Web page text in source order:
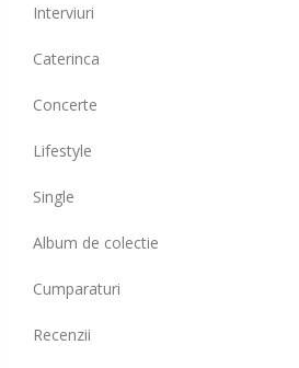
Interviuri
Caterinca
Concerte
Lifestyle
Single
Album de colectie
Cumparaturi
Recenzii